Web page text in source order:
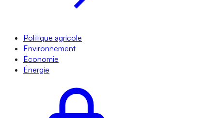
Politique agricole
Environnement
Économie
Énergie